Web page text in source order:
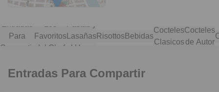
Para
Compartir
Favoritos
del Chef
Lasañas
al Horno
Risottos Bebidas
Cocteles
Clasicos
Cocteles
de Autor
Entradas Para Compartir